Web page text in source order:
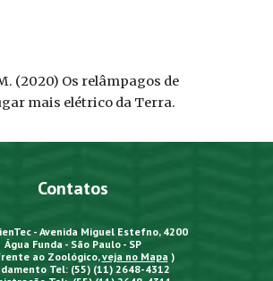
(2020) Os relâmpagos de
mais elétrico da Terra.
Contatos
- Avenida Miguel Estefno, 4200
Água Funda - São Paulo - SP
ao Zoológico,veja no Mapa )
Tel: (55) (11) 2648-4312